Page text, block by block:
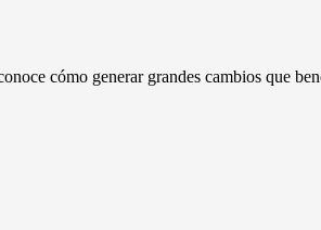
cómo generar grandes cambios que